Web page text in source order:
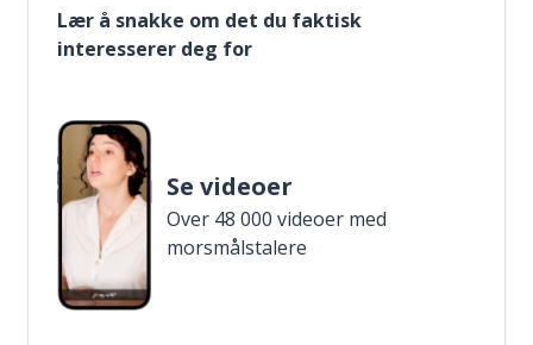
Lær å snakke om det du faktisk
interesserer deg for
Se videoer
Over 48 000 videoer med
morsmålstalere